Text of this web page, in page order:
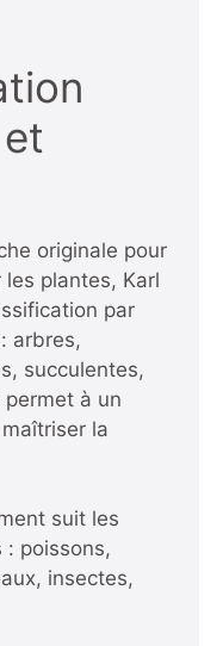
originale pour
plantes, Karl
par
arbres,
succulentes,
à un
la
suit les
: poissons,
insectes,